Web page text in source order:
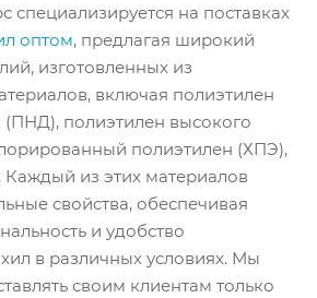
специализируется на поставках
оптом, предлагая широкий
изготовленных из
включая полиэтилен
(ПНД), полиэтилен высокого
полиэтилен (ХПЭ),
Каждый из этих материалов
свойства, обеспечивая
и удобство
в различных условиях. Мы
своим клиентам только